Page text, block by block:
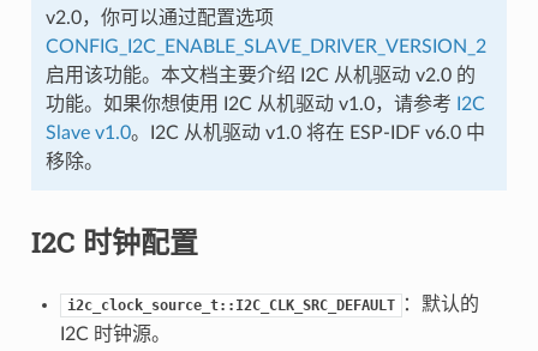
v2.0，你可以通过配置选项
CONFIG_I2C_ENABLE_SLAVE_DRIVER_VERSION_2
启用该功能。本文档主要介绍 I2C 从机驱动 v2.0 的
功能。如果你想使用 I2C 从机驱动 v1.0，请参考
I2C
Slave v1.0。I2C 从机驱动 v1.0 将在 ESP-IDF v6.0 中
移除。
I2C 时钟配置
i2c_clock_source_t::I2C_CLK_SRC_DEFAULT
：默认的
I2C 时钟源。